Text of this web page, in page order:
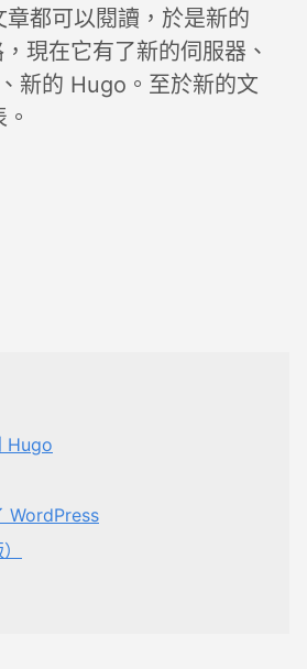
都可以閱讀，於是新的
現在它有了新的伺服器、
新的 Hugo。至於新的文
Hugo
WordPress